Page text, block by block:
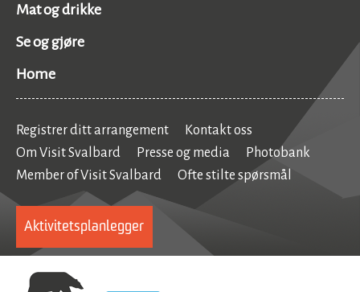
Mat og drikke
Se og gjøre
Home
Registrer ditt arrangement
Kontakt oss
Om Visit Svalbard
Presse og media
Photobank
Member of Visit Svalbard
Ofte stilte spørsmål
Aktivitetsplanlegger